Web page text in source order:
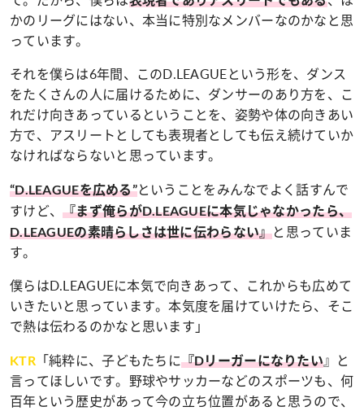
かのリーグにはない、本当に特別なメンバーなのかなと思
っています。
それを僕らは6年間、このD.LEAGUEという形を、ダンス
をたくさんの人に届けるために、ダンサーのあり方を、こ
れだけ向きあっているということを、姿勢や体の向きあい
方で、アスリートとしても表現者としても伝え続けていか
なければならないと思っています。
“D.LEAGUEを広める”ということをみんなでよく話すんで
すけど、『まず俺らがD.LEAGUEに本気じゃなかったら、
D.LEAGUEの素晴らしさは世に伝わらない』と思っていま
す。
僕らはD.LEAGUEに本気で向きあって、これからも広めて
いきたいと思っています。本気度を届けていけたら、そこ
で熱は伝わるのかなと思います」
KTR「純粋に、子どもたちに『Dリーガーになりたい』と
言ってほしいです。野球やサッカーなどのスポーツも、何
百年という歴史があって今の立ち位置があると思うので、